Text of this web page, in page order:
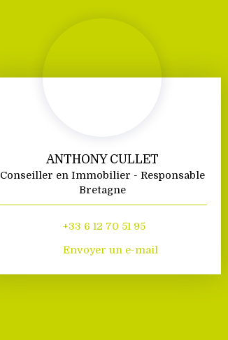
ANTHONY CULLET
Conseiller en Immobilier - Responsable
Bretagne
+33 6 12 70 51 95
Envoyer un e-mail